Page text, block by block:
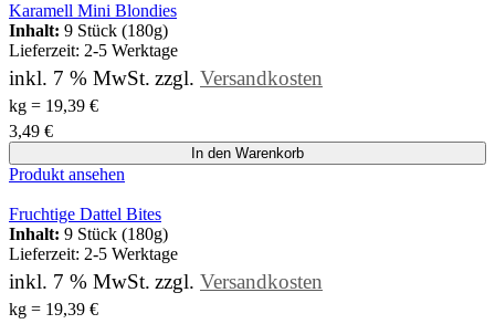
Karamell Mini Blondies
Inhalt: 9 Stück (180g)
Lieferzeit: 2-5 Werktage
inkl. 7 % MwSt. zzgl. Versandkosten
kg = 19,39 €
3,49 €
In den Warenkorb
Produkt ansehen
Fruchtige Dattel Bites
Inhalt: 9 Stück (180g)
Lieferzeit: 2-5 Werktage
inkl. 7 % MwSt. zzgl. Versandkosten
kg = 19,39 €